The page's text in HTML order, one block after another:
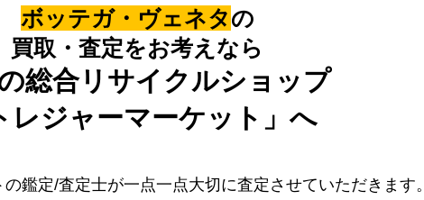
ボッテガ・ヴェネタの
買取・査定をお考えなら
総合リサイクルショップ
レジャーマーケット」へ
の鑑定/査定士が一点一点大切に査定させていただきます。